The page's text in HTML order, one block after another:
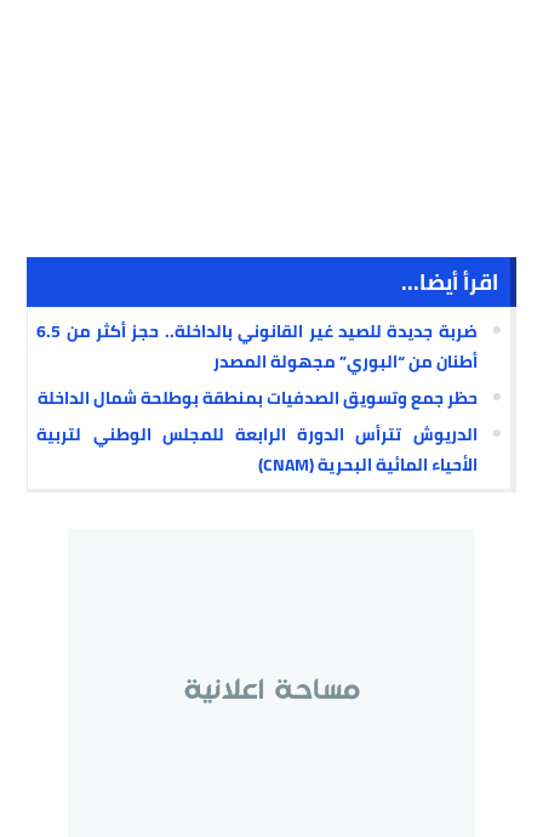
اقرأ أيضا...
ضربة جديدة للصيد غير القانوني بالداخلة.. حجز أكثر من 6.5
أطنان من “البوري” مجهولة المصدر
حظر جمع وتسويق الصدفيات بمنطقة بوطلحة شمال الداخلة
الدريوش تترأس الدورة الرابعة للمجلس الوطني لتربية
الأحياء المائية البحرية (CNAM)